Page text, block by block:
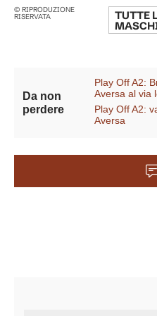
© RIPRODUZIONE
RISERVATA TUTTE
Da non
perdere
Play Off A2:
Aversa al via
Play Off A2:
Aversa